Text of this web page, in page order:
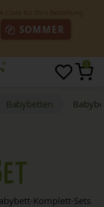
SOMMER
0
Babybetten
Komplett-Sets